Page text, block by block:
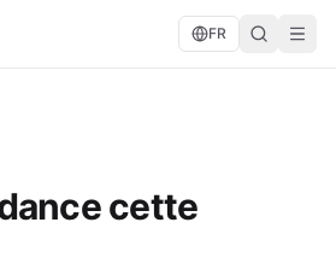
FR
cette